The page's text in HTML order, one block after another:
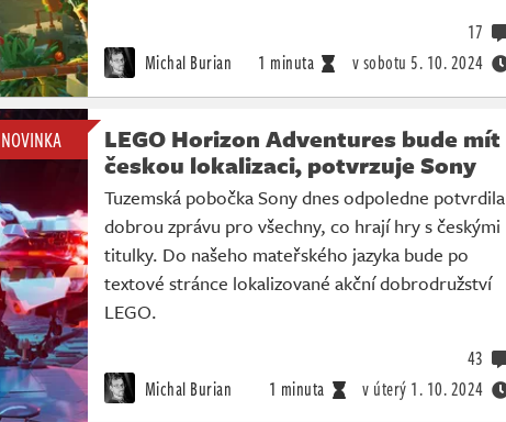
Michal Burian 1 minuta v sobotu 5. 10. 2024
17
NOVINKA
LEGO Horizon Adventures bude mít
českou lokalizaci, potvrzuje Sony
Tuzemská pobočka Sony dnes odpoledne potvrdila
dobrou zprávu pro všechny, co hrají hry s českými
titulky. Do našeho mateřského jazyka bude po
textové stránce lokalizované akční dobrodružství
LEGO.
Michal Burian 1 minuta v úterý 1. 10. 2024
43